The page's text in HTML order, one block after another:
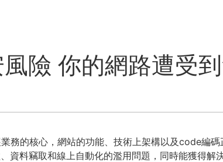
險 你的網路遭受
務的核心，網站的功能、技術上架構以及code編
資料竊取和線上自動化的濫用問題，同時能獲得解